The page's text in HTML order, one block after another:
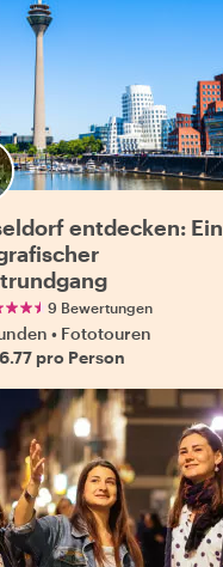
entdecken: Ein
9 Bewertungen
• Fototouren
pro Person